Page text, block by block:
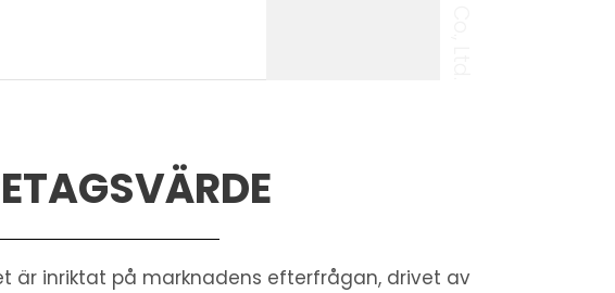
är inriktat på marknadens efterfrågan, drivet av